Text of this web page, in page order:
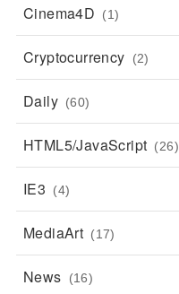
Cinema4D (1)
Cryptocurrency (2)
Daily (60)
HTML5/JavaScript (26)
IE3 (4)
MediaArt (17)
News (16)